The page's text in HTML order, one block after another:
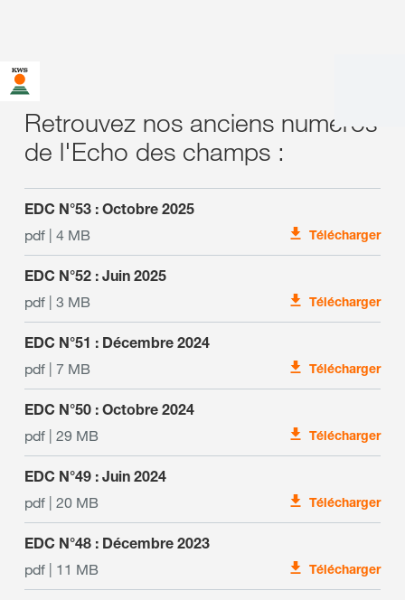
Retrouvez nos anciens numéros
de l'Echo des champs :
EDC N°53 : Octobre 2025
pdf | 4 MB
Télécharger
EDC N°52 : Juin 2025
pdf | 3 MB
Télécharger
EDC N°51 : Décembre 2024
pdf | 7 MB
Télécharger
EDC N°50 : Octobre 2024
pdf | 29 MB
Télécharger
EDC N°49 : Juin 2024
pdf | 20 MB
Télécharger
EDC N°48 : Décembre 2023
pdf | 11 MB
Télécharger